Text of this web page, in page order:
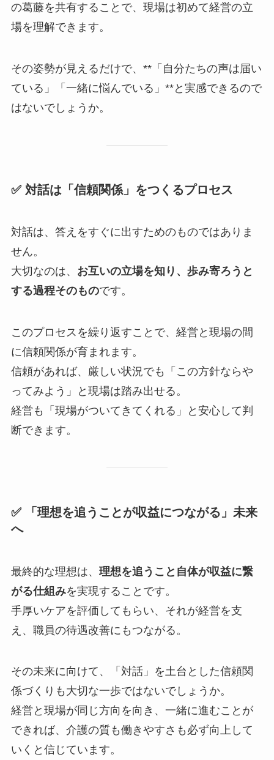
の葛藤を共有することで、現場は初めて経営の立
場を理解できます。
その姿勢が見えるだけで、**「自分たちの声は届い
ている」「一緒に悩んでいる」**と実感できるので
はないでしょうか。
✅ 対話は「信頼関係」をつくるプロセス
対話は、答えをすぐに出すためのものではありま
せん。
大切なのは、 お互いの立場を知り、歩み寄ろうと
する過程そのものです。
このプロセスを繰り返すことで、経営と現場の間
に信頼関係が育まれます。
信頼があれば、厳しい状況でも「この方針ならや
ってみよう」と現場は踏み出せる。
経営も「現場がついてきてくれる」と安心して判
断できます。
✅ 「理想を追うことが収益につながる」未来
へ
最終的な理想は、 理想を追うこと自体が収益に繋
がる仕組みを実現することです。
手厚いケアを評価してもらい、それが経営を支
え、職員の待遇改善にもつながる。
その未来に向けて、「対話」を土台とした信頼関
係づくりも大切な一歩ではないでしょうか。
経営と現場が同じ方向を向き、一緒に進むことが
できれば、介護の質も働きやすさも必ず向上して
いくと信じています。